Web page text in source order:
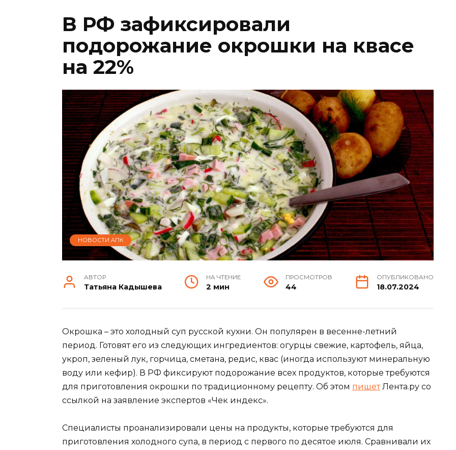
В РФ зафиксировали
подорожание окрошки на квасе
на 22%
НОВОСТИ АПК
АВТОР
Татьяна Кадышева
НА ЧТЕНИЕ
2 мин
ПРОСМОТРОВ
44
ОПУБЛИКОВАНО
18.07.2024
Окрошка – это холодный суп русской кухни. Он популярен в весенне-летний
период. Готовят его из следующих ингредиентов: огурцы свежие, картофель, яйца,
укроп, зеленый лук, горчица, сметана, редис, квас (иногда используют минеральную
воду или кефир). В РФ фиксируют подорожание всех продуктов, которые требуются
для приготовления окрошки по традиционному рецепту. Об этом пишетЛента.ру со
ссылкой на заявление экспертов «Чек индекс».
Специалисты проанализировали цены на продукты, которые требуются для
приготовления холодного супа, в период с первого по десятое июля. Сравнивали их